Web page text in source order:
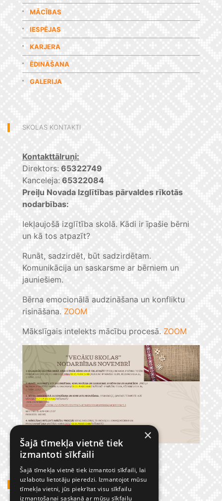
MĀCĪBAS
IESPĒJAS
KARJERA
ĒDINĀŠANA
GALERIJA
SKOLAS KONTAKTI
Kontakttālruņi:
Direktors: 65322749
Kanceleja: 65322084
Preiļu Novada Izglītības pārvaldes rīkotās
nodarbības:
Iekļaujošā izglītība skolā. Kādi ir īpašie bērni
un kā tos atpazīt?
Runāt, sadzirdēt, būt sadzirdētam.
Komunikācija un saskarsme ar bērniem un
jauniešiem.
Bērna emocionālā audzināšana un konfliktu
risināšana. ZOOM
Mākslīgais intelekts mācību procesā. ZOOM
GADĪJUMBILDES
×
Šajā tīmekļa vietnē tiek
izmantoti sīkfaili
Šajā tīmekļa vietnē tiek izmantoti sīkfaili, lai
uzlabotu lietotāju pieredzi. Izmantojot mūsu
tīmekļa vietni, jūs piekrītat visu sīkfailu
izmantošanai saskaņā ar mūsu sīkfailu